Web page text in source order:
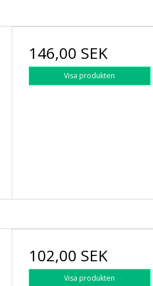
146,00 SEK
Visa produkten
102,00 SEK
Visa produkten